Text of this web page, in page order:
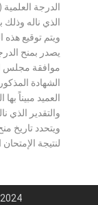
الدرجة العلمية
الذي ناله
ويتم توقيع هذه
يصدر بمنح
موافقة مجلس
الشهادة
العميد مبيناً
والتقدير الذي
ويتحدد تاريخ
لنتيجة